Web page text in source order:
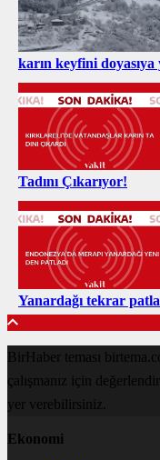
karın keyfini doyasıya
Tadını Çıkarıyor!
Yanardağı tekrar
BirHaber teması
çalışmanız için
yer verebilirsiniz.
Ekonomi